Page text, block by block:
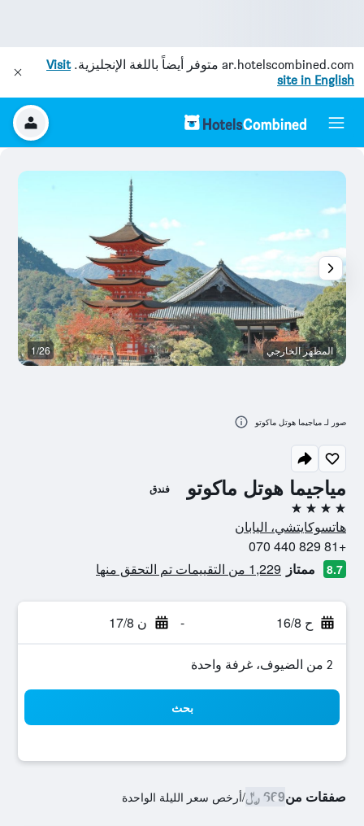
ar.hotelscombined.com متوفر أيضاً باللغة الإنجليزية.Visit
site in English
مياجيما هوتل ماكوتو فندق
4 نجوم
هاتسوكايتشي، اليابان
+81 829 440 070
8.7 ممتاز 1,229 من التقييمات تم التحقق منها
ح 16/8 - ن 17/8
2 من الضيوف، غرفة واحدة
بحث
صفقات من669 ﷼ /أرخص سعر الليلة الواحدة
المظهر الخارجي 1/26
صور لـ مياجيما هوتل ماكوتو